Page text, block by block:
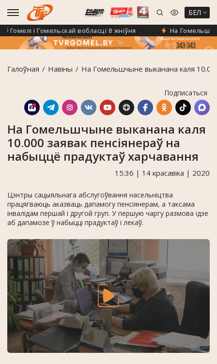
БЕЛ
і Гомельскай вобласці 8 жніўня На Гомельшчыне
Галоўная Навiны На Гомельшчыне выканана каля
Подписаться
На Гомельшчыне выканана каля
10.000 заявак пенсіянераў на
набыццё прадуктаў харчавання
15:36 | 14 красавіка | 2020
Цэнтры сацыяльнага абслугоўвання насельніцтва
працягваюць аказваць дапамогу пенсіянерам, а таксама
інвалідам першай і другой груп. У першую чаргу размова ідзе
аб дапамозе ў набыцці прадуктаў і лекаў.